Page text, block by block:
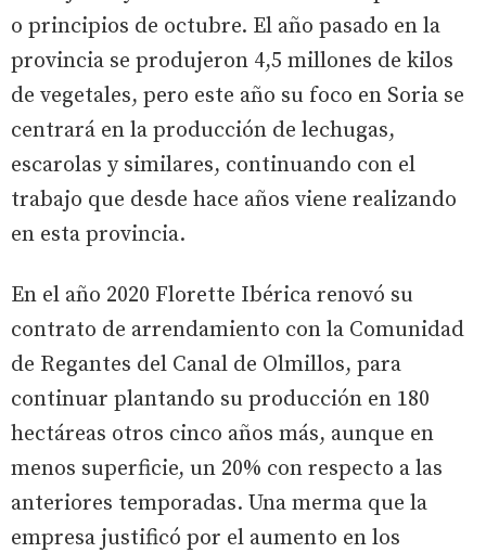
o principios de octubre. El año pasado en la
provincia se produjeron 4,5 millones de kilos
de vegetales, pero este año su foco en Soria se
centrará en la producción de lechugas,
escarolas y similares, continuando con el
trabajo que desde hace años viene realizando
en esta provincia.
En el año 2020 Florette Ibérica renovó su
contrato de arrendamiento con la Comunidad
de Regantes del Canal de Olmillos, para
continuar plantando su producción en 180
hectáreas otros cinco años más, aunque en
menos superficie, un 20% con respecto a las
anteriores temporadas. Una merma que la
empresa justificó por el aumento en los